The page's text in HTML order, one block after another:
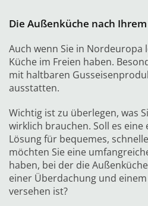
Die Außenküche nach
Auch wenn Sie in Nordeuropa
Küche im Freien haben.
mit haltbaren
ausstatten.
Wichtig ist zu überlegen, was
wirklich brauchen. Soll es eine
Lösung für bequemes,
möchten Sie eine
haben, bei der die
einer Überdachung und
versehen ist?